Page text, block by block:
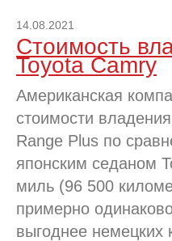
14.08.2021
Стоимость
Toyota Camry
Американская
стоимости
Range Plus по
японским седаном
миль (96 500
примерно
выгоднее немецких